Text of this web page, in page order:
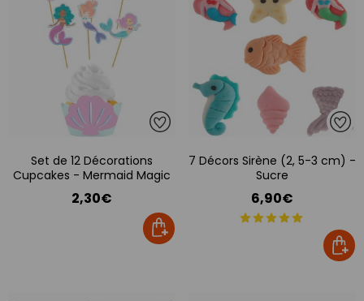
Set de 12 Décorations
Cupcakes - Mermaid Magic
2,30€
7 Décors Sirène (2, 5-3 cm) -
Sucre
6,90€